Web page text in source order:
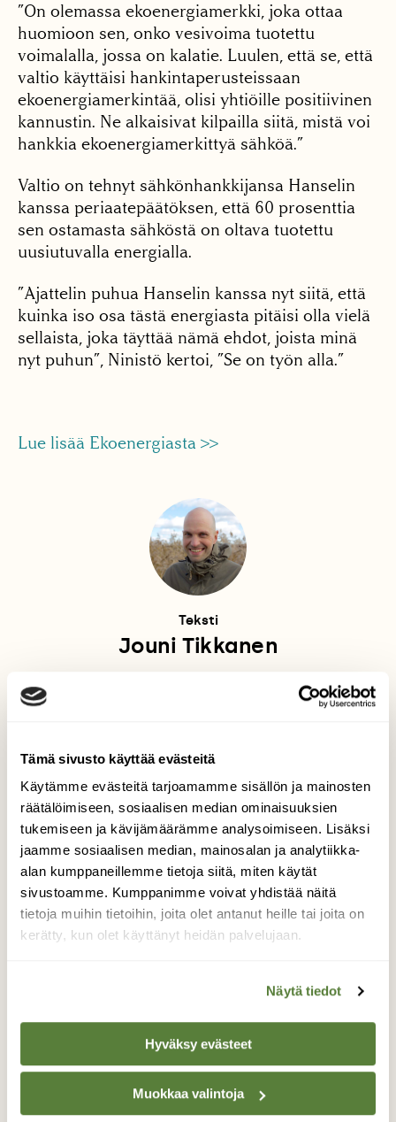
Tämä sivusto käyttää evästeitä
Käytämme evästeitä tarjoamamme sisällön ja mainosten
räätälöimiseen, sosiaalisen median ominaisuuksien
tukemiseen ja kävijämäärämme analysoimiseen. Lisäksi
jaamme sosiaalisen median, mainosalan ja analytiikka-
alan kumppaneillemme tietoja siitä, miten käytät
sivustoamme. Kumppanimme voivat yhdistää näitä
tietoja muihin tietoihin, joita olet antanut heille tai joita on
kerätty, kun olet käyttänyt heidän palvelujaan.
Näytä tiedot
Hyväksy evästeet
Muokkaa valintoja
”On olemassa ekoenergiamerkki, joka ottaa
huomioon sen, onko vesivoima tuotettu
voimalalla, jossa on kalatie. Luulen, että se, että
valtio käyttäisi hankintaperusteissaan
ekoenergiamerkintää, olisi yhtiöille positiivinen
kannustin. Ne alkaisivat kilpailla siitä, mistä voi
hankkia ekoenergiamerkittyä sähköä.”
Valtio on tehnyt sähkönhankkijansa Hanselin
kanssa periaatepäätöksen, että 60 prosenttia
sen ostamasta sähköstä on oltava tuotettu
uusiutuvalla energialla.
”Ajattelin puhua Hanselin kanssa nyt siitä, että
kuinka iso osa tästä energiasta pitäisi olla vielä
sellaista, joka täyttää nämä ehdot, joista minä
nyt puhun”, Ninistö kertoi, ”Se on työn alla.”
Lue lisää Ekoenergiasta >>
Teksti
Jouni Tikkanen
Tilaa Suomen Luonto
Tue ajankohtaista ja asiantuntevaa
luonto- ja ympäristöjournalismia.
Tilaa Suomen Luonto ja tule mukaan
luonnonystävien joukkoon!
Alk. 3 numeroa 23,40 €.
Lisää aiheesta